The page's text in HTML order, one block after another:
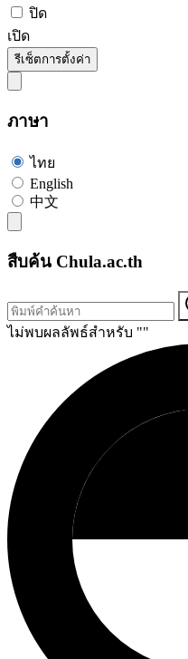
ปิด
เปิด
รีเซ็ตการตั้งค่า
ภาษา
ไทย
English
中文
สืบค้น Chula.ac.th
ไม่พบผลลัพธ์สำหรับ ""